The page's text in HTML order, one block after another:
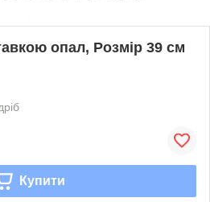
опал, Розмір 39 см
Купити